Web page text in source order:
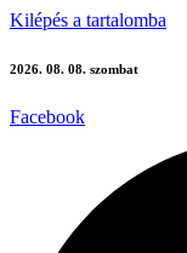
Kilépés a tartalomba
2026. 08. 08. szombat
Facebook